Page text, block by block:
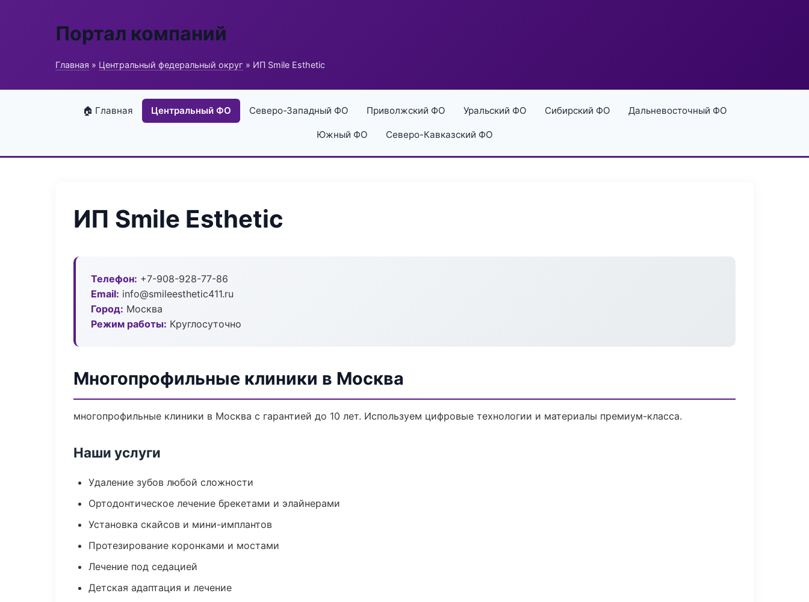
Портал компаний
Главная » Центральный федеральный округ » ИП Smile Esthetic
🏠 Главная Центральный ФО Северо-Западный ФО Приволжский ФО Уральский ФО Сибирский ФО Дальневосточный ФО
Южный ФО Северо-Кавказский ФО
ИП Smile Esthetic
Телефон: +7-908-928-77-86
Email: info@smileesthetic411.ru
Город: Москва
Режим работы: Круглосуточно
Многопрофильные клиники в Москва
многопрофильные клиники в Москва с гарантией до 10 лет. Используем цифровые технологии и материалы премиум-класса.
Наши услуги
Удаление зубов любой сложности
Ортодонтическое лечение брекетами и элайнерами
Установка скайсов и мини-имплантов
Протезирование коронками и мостами
Лечение под седацией
Детская адаптация и лечение